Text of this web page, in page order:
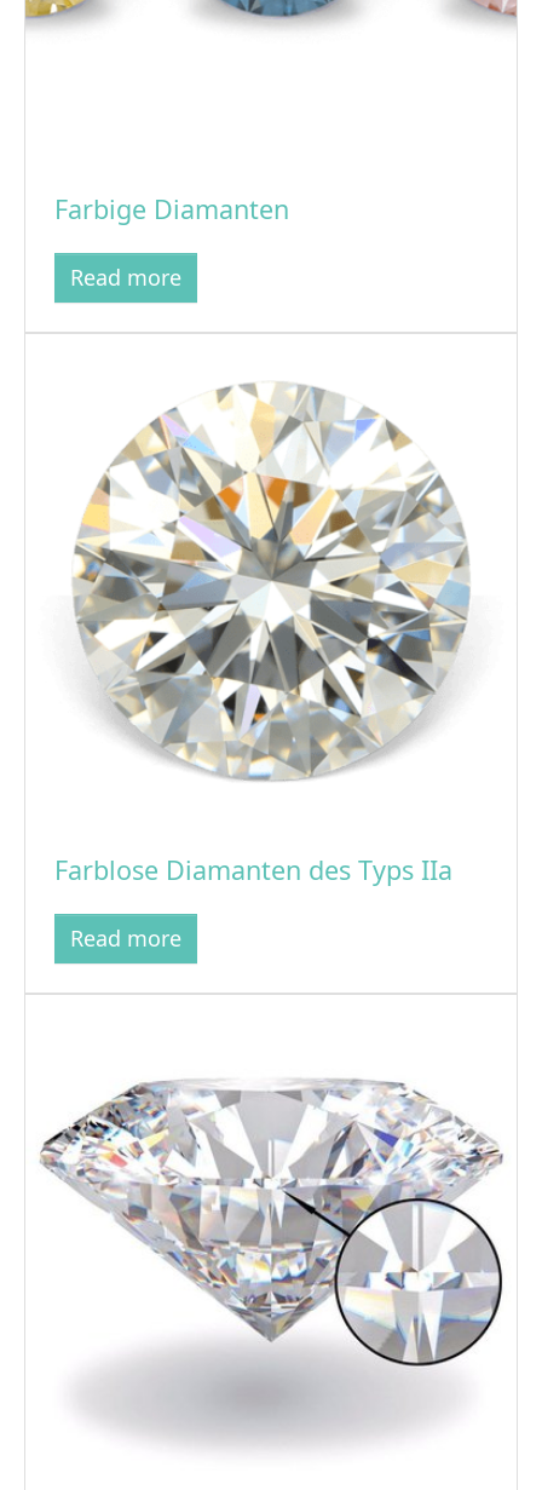
Farbige Diamanten
Read more
Farblose Diamanten des Typs IIa
Read more